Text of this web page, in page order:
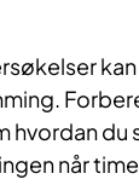
hvordan du
når